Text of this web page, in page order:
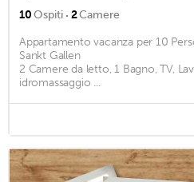
10Ospiti · 2Camere
Appartamento vacanza per 10
Sankt Gallen
2 Camere da letto, 1 Bagno, TV,
idromassaggio ...